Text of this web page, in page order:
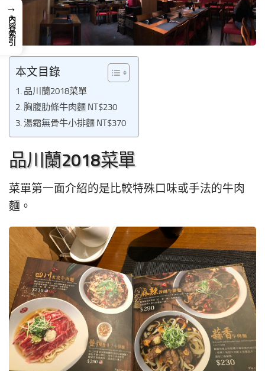
本文目錄
品川蘭2018菜單
胸腹肋條牛肉麵 NT$230
湯霜無骨牛小排麵 NT$370
品川蘭2018菜單
菜單第一面介紹的是比較特殊口味或手法的牛肉
麵。
→
內容索引